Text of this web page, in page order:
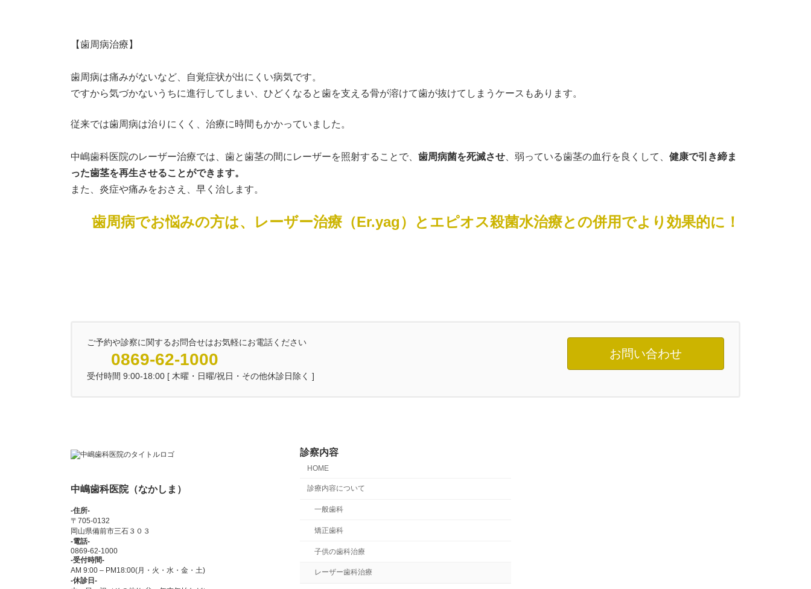
【歯周病治療】
歯周病は痛みがないなど、自覚症状が出にくい病気です。
ですから気づかないうちに進行してしまい、ひどくなると歯を支える骨が溶けて歯が抜けてしまうケースもあります。
従来では歯周病は治りにくく、治療に時間もかかっていました。
中嶋歯科医院のレーザー治療では、歯と歯茎の間にレーザーを照射することで、 歯周病菌を死滅させ 、弱っている歯茎の血行を良くして、 健康で引き締ま
った歯茎を再生させることができます。
また、炎症や痛みをおさえ、早く治します。
歯周病でお悩みの方は、レーザー治療（Er.yag）とエピオス殺菌水治療との併用でより効果的に！
ご予約や診察に関するお問合せはお気軽にお電話ください
0869-62-1000
受付時間 9:00-18:00 [ 木曜・日曜/祝日・その他休診日除く ]
お問い合わせ
中嶋歯科医院（なかしま）
-住所-
〒705-0132
岡山県備前市三石３０３
-電話-
0869-62-1000
-受付時間-
AM 9:00 – PM18:00(月・火・水・金・土)
-休診日-
診察内容
HOME
診療内容について
一般歯科
矯正歯科
子供の歯科治療
レーザー歯科治療